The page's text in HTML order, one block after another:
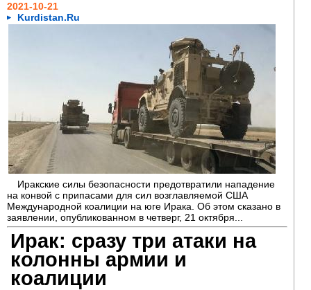
2021-10-21
Kurdistan.Ru
Иракские силы безопасности предотвратили нападение
на конвой с припасами для сил возглавляемой США
Международной коалиции на юге Ирака. Об этом сказано в
заявлении, опубликованном в четверг, 21 октября...
Ирак: сразу три атаки на
колонны армии и
коалиции